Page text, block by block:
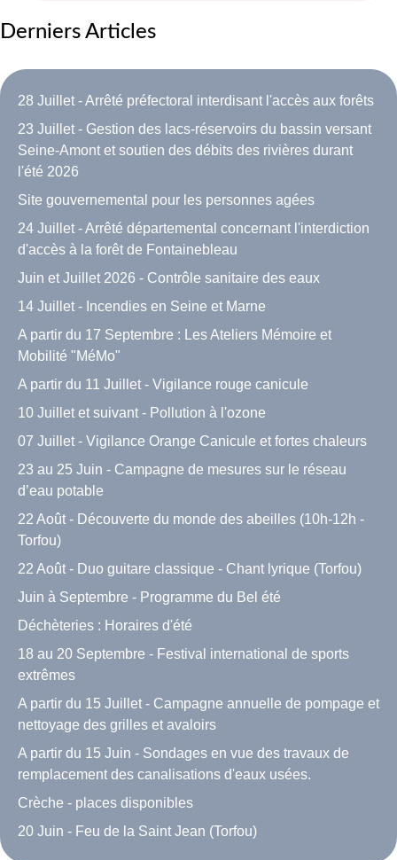
Derniers Articles
28 Juillet - Arrêté préfectoral interdisant l'accès aux forêts
23 Juillet - Gestion des lacs-réservoirs du bassin versant
Seine-Amont et soutien des débits des rivières durant
l'été 2026
Site gouvernemental pour les personnes agées
24 Juillet - Arrêté départemental concernant l'interdiction
d'accès à la forêt de Fontainebleau
Juin et Juillet 2026 - Contrôle sanitaire des eaux
14 Juillet - Incendies en Seine et Marne
A partir du 17 Septembre : Les Ateliers Mémoire et
Mobilité "MéMo"
A partir du 11 Juillet - Vigilance rouge canicule
10 Juillet et suivant - Pollution à l'ozone
07 Juillet - Vigilance Orange Canicule et fortes chaleurs
23 au 25 Juin - Campagne de mesures sur le réseau
d’eau potable
22 Août - Découverte du monde des abeilles (10h-12h -
Torfou)
22 Août - Duo guitare classique - Chant lyrique (Torfou)
Juin à Septembre - Programme du Bel été
Déchèteries : Horaires d'été
18 au 20 Septembre - Festival international de sports
extrêmes
A partir du 15 Juillet - Campagne annuelle de pompage et
nettoyage des grilles et avaloirs
A partir du 15 Juin - Sondages en vue des travaux de
remplacement des canalisations d'eaux usées.
Crèche - places disponibles
20 Juin - Feu de la Saint Jean (Torfou)